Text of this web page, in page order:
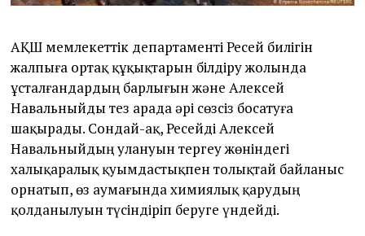
АҚШ мемлекеттік департаменті Ресей билігін
жалпыға ортақ құқықтарын білдіру жолында
ұсталғандардың барлығын және Алексей
Навальныйды тез арада әрі сөзсіз босатуға
шақырады. Сондай-ақ, Ресейді Алексей
Навальныйдың улануын тергеу жөніндегі
халықаралық қуымдастықпен толықтай байланыс
орнатып, өз аумағында химиялық қарудың
қолданылуын түсіндіріп беруге үндейді.